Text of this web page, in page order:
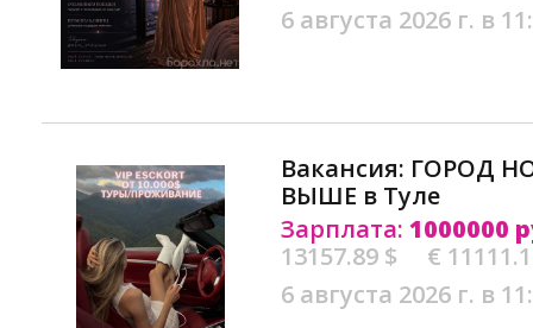
6 августа 2026 г. в
Вакансия: ГОРОД
ВЫШЕ в Туле
Зарплата: 1000000
13157.89 $
€
6 августа 2026 г. в